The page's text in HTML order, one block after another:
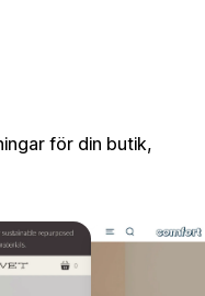
för din butik,